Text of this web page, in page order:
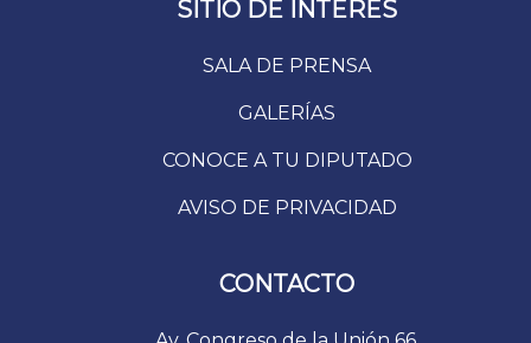
SITIO DE INTERÉS
SALA DE PRENSA
GALERÍAS
CONOCE A TU DIPUTADO
AVISO DE PRIVACIDAD
CONTACTO